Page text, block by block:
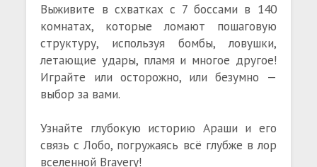
Выживите в схватках с 7 боссами в 140
комнатах, которые ломают пошаговую
структуру, используя бомбы, ловушки,
летающие удары, пламя и многое другое!
Играйте или осторожно, или безумно —
выбор за вами.
Узнайте глубокую историю Араши и его
связь с Лобо, погружаясь всё глубже в лор
вселенной Bravery!